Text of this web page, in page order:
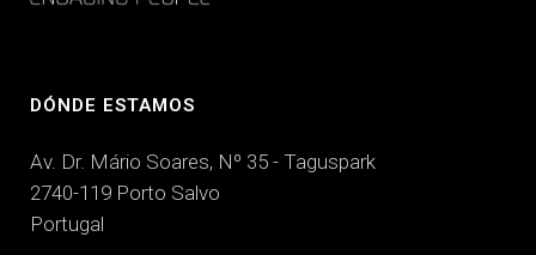
DÓNDE ESTAMOS
Av. Dr. Mário Soares, Nº 35 - Taguspark
2740-119 Porto Salvo
Portugal